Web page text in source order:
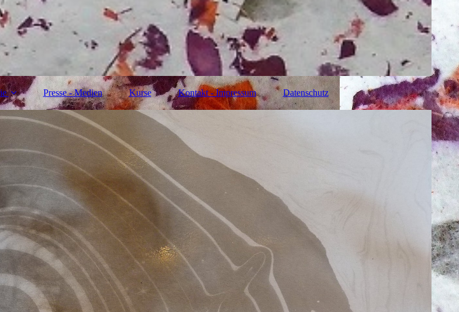
Presse - Medien Kurse Kontakt - Impressum Datenschutz